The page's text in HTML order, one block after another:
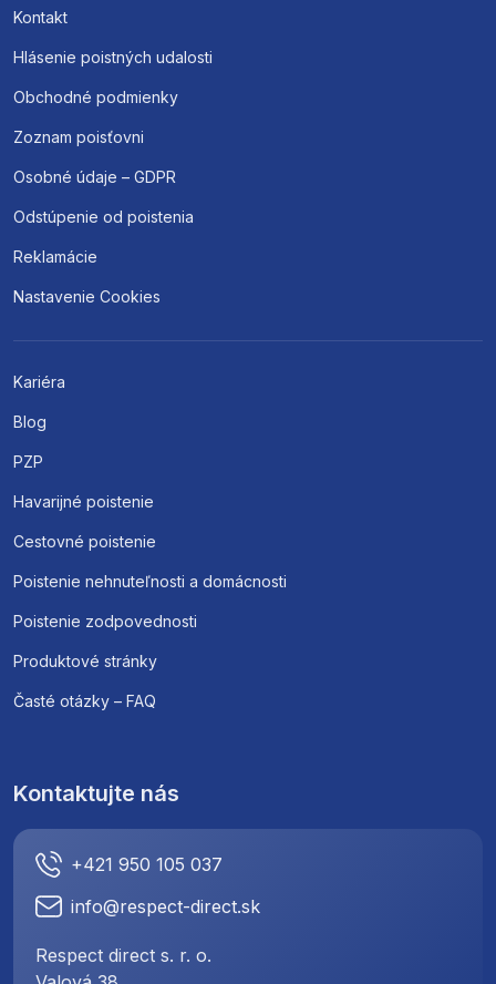
Kontakt
Hlásenie poistných udalosti
Obchodné podmienky
Zoznam poisťovni
Osobné údaje – GDPR
Odstúpenie od poistenia
Reklamácie
Nastavenie Cookies
Kariéra
Blog
PZP
Havarijné poistenie
Cestovné poistenie
Poistenie nehnuteľnosti a domácnosti
Poistenie zodpovednosti
Produktové stránky
Časté otázky – FAQ
Kontaktujte nás
+421 950 105 037
info@respect-direct.sk
Respect direct s. r. o.